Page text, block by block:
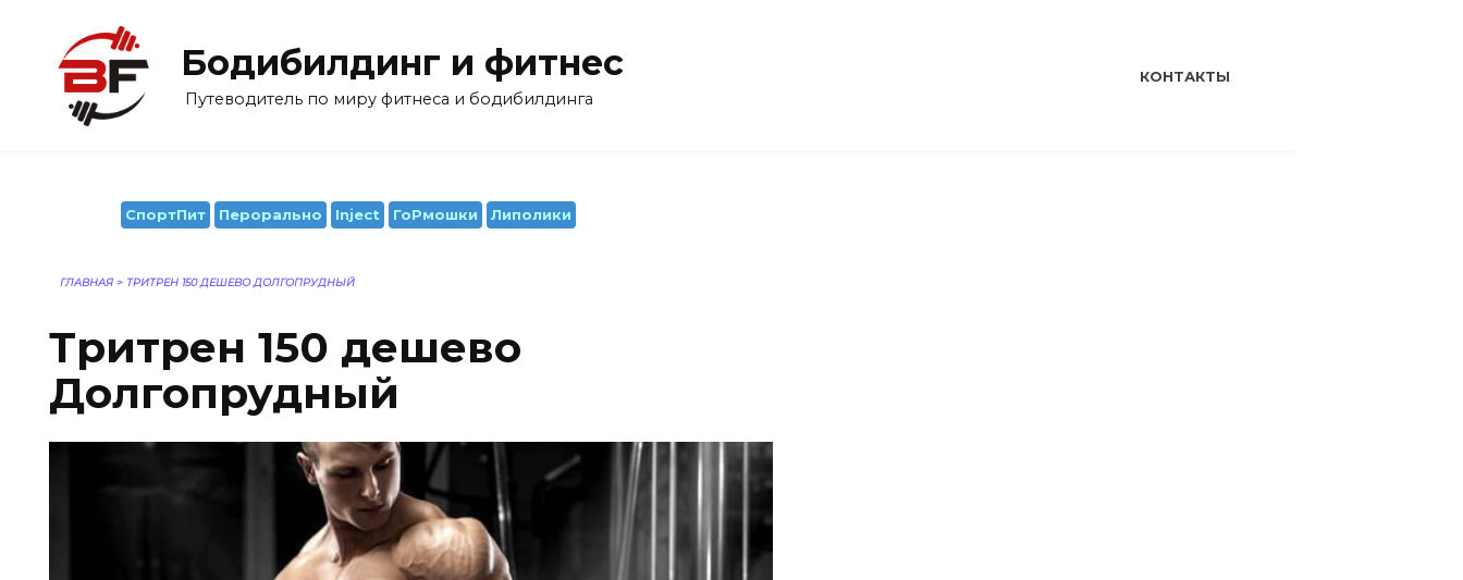
содержанию
Бодибилдинг и фитнес
Путеводитель по миру фитнеса и бодибилдинга
КОНТАКТЫ
СпортПит Перорально Inject ГоРмошки Липолики
ГЛАВНАЯ > ТРИТРЕН 150 ДЕШЕВО ДОЛГОПРУДНЫЙ
Тритрен 150 дешево
Долгопрудный